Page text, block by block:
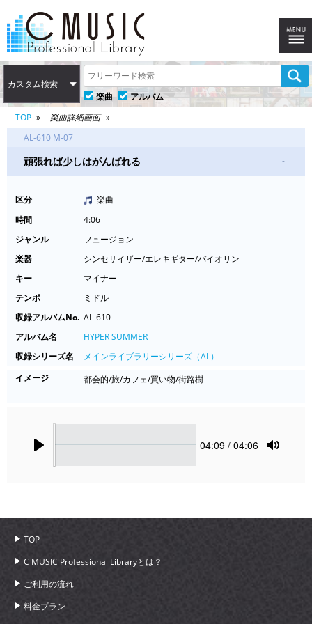
カスタム検索
楽曲
アルバム
TOP
楽曲詳細画面
AL-610 M-07
頑張れば少しはがんばれる -
区分
楽曲
時間
4:06
ジャンル
フュージョン
楽器
シンセサイザー/エレキギター/バイオリン
キー
マイナー
テンポ
ミドル
収録アルバムNo. AL-610
アルバム名
HYPER SUMMER
収録シリーズ名
メインライブラリーシリーズ（AL）
イメージ
都会的/旅/カフェ/買い物/街路樹
Current
04:09 / 04:06
TOP
C MUSIC Professional Libraryとは？
ご利用の流れ
料金プラン